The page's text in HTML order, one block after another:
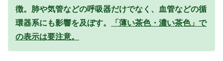
徴。肺や気管などの呼吸器だけでなく、血管などの循
環器系にも影響を及ぼす。
「薄い茶色・濃い茶色」で
の表示は要注意。